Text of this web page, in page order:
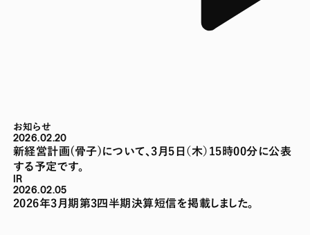
お知らせ
2026.02.20
新経営計画(骨子)について、3月5日（木）15時00分に公表
する予定です。
IR
2026.02.05
2026年3月期第3四半期決算短信を掲載しました。